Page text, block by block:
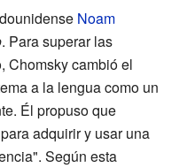
Noam
. Para superar las
Chomsky cambió el
a la lengua como un
Él propuso que
adquirir y usar una
Según esta